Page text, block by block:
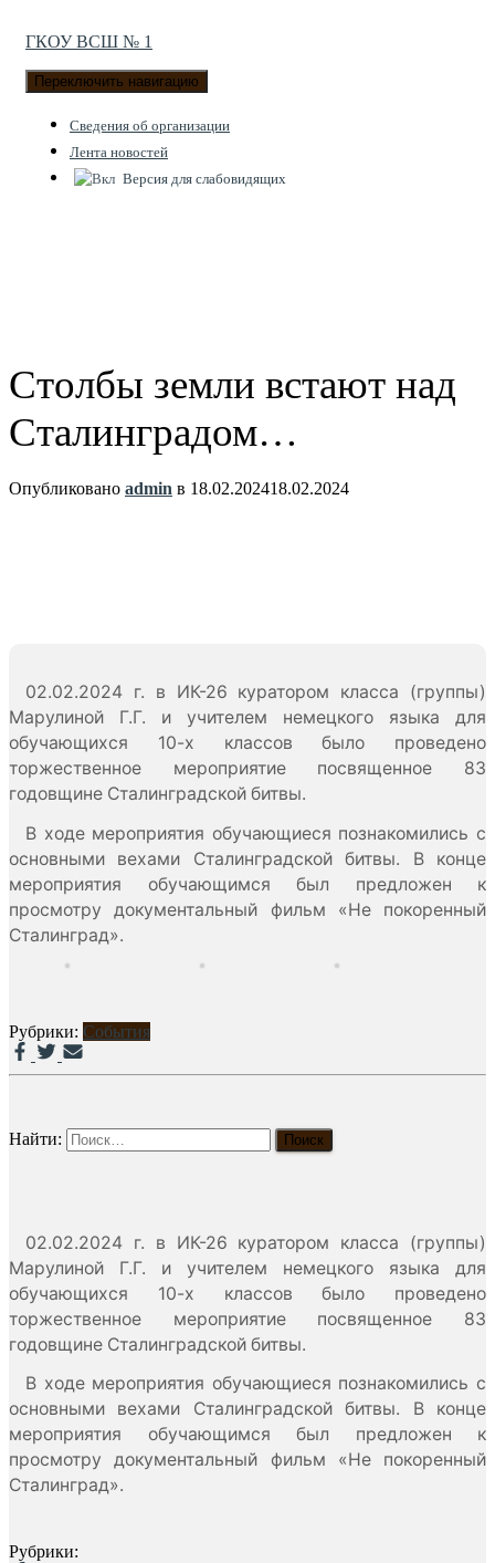
ГКОУ ВСШ № 1
Переключить навигацию
Cведения об организации
Лента новостей
Версия для слабовидящих
Столбы земли встают над
Сталинградом…
Опубликовано admin в 18.02.202418.02.2024
02.02.2024 г. в ИК-26 куратором класса (группы)
Марулиной Г.Г. и учителем немецкого языка для
обучающихся 10-х классов было проведено
торжественное мероприятие посвященное 83
годовщине Сталинградской битвы.
В ходе мероприятия обучающиеся познакомились с
основными вехами Сталинградской битвы. В конце
мероприятия обучающимся был предложен к
просмотру документальный фильм «Не покоренный
Сталинград».
Рубрики: События
Найти:
02.02.2024 г. в ИК-26 куратором класса (группы)
Марулиной Г.Г. и учителем немецкого языка для
обучающихся 10-х классов было проведено
торжественное мероприятие посвященное 83
годовщине Сталинградской битвы.
В ходе мероприятия обучающиеся познакомились с
основными вехами Сталинградской битвы. В конце
мероприятия обучающимся был предложен к
просмотру документальный фильм «Не покоренный
Сталинград».
Рубрики: